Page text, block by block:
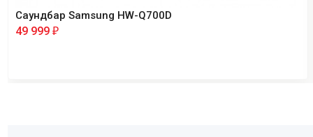
Саундбар Samsung HW-Q700D
49 999 ₽